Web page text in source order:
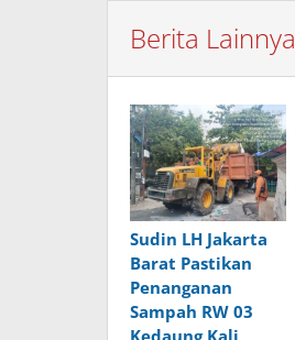
Berita Lainnya
Sudin LH Jakarta
Barat Pastikan
Penanganan
Sampah RW 03
Kedaung Kali